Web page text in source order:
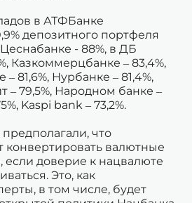
в АТФБанке
депозитного портфеля
- 88%, в ДБ
Казкоммерцбанке – 83,4%,
81,6%, Нурбанке – 81,4%,
– 79,5%, Народном банке –
Kaspi bank – 73,2%.
что
конвертировать валютные
если доверие к нацвалюте
Это, как
в том числе, будет